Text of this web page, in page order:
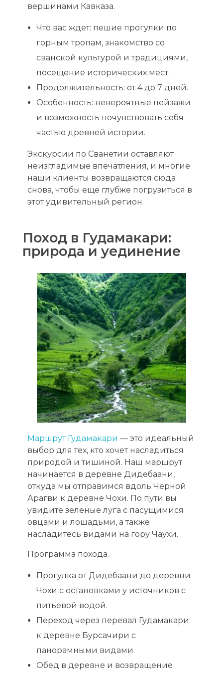
вершинами Кавказа.
Что вас ждет: пешие прогулки по
горным тропам, знакомство со
сванской культурой и традициями,
посещение исторических мест.
Продолжительность: от 4 до 7 дней.
Особенность: невероятные пейзажи
и возможность почувствовать себя
частью древней истории.
Экскурсии по Сванетии оставляют
неизгладимые впечатления, и многие
наши клиенты возвращаются сюда
снова, чтобы еще глубже погрузиться в
этот удивительный регион.
Поход в Гудамакари:
природа и уединение
Маршрут Гудамакари — это идеальный
выбор для тех, кто хочет насладиться
природой и тишиной. Наш маршрут
начинается в деревне Дидебаани,
откуда мы отправимся вдоль Черной
Арагви к деревне Чохи. По пути вы
увидите зеленые луга с пасущимися
овцами и лошадьми, а также
насладитесь видами на гору Чаухи.
Программа похода.
Прогулка от Дидебаани до деревни
Чохи с остановками у источников с
питьевой водой.
Переход через перевал Гудамакари
к деревне Бурсачири с
панорамными видами.
Обед в деревне и возвращение